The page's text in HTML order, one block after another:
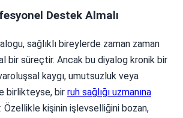
Destek Almalı
sağlıklı bireylerde zaman zaman
bir süreçtir. Ancak bu diyalog kronik bir
kaygı, umutsuzluk veya
birlikteyse, bir ruh sağlığı uzmanına
Özellikle kişinin işlevselliğini bozan,